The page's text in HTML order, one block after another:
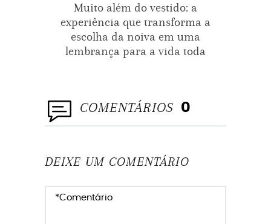
Muito além do vestido: a
experiência que transforma a
escolha da noiva em uma
lembrança para a vida toda
COMENTÁRIOS 0
DEIXE UM COMENTÁRIO